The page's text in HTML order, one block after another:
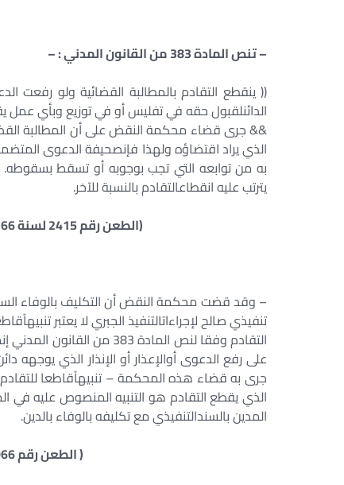
– تنص المادة 383 من القانون المدني : –
(( ينقطع التقادم بالمطالبة القضائية ولو رفعت
الدائنلقبول حقه في تفليس أو في توزيع وبأي عمل
&& جرى قضاء محكمة النقض على أن المطالبة
الذي يراد اقتضاؤه ولهذا فإنصحيفة الدعوى
به من توابعه التي تجب بوجوبه أو تسقط
يترتب عليه انقطاعالتقادم بالنسبة للآخر.
(الطعن رقم 2415 لسنة 66 ق جلسة 27 / 11 / 1997 س 48 ج 2 ص 1341 )
– وقد قضت محكمة النقض أن التكليف بالوفاء
تنفيذي صالح لإجراءاتالتنفيذ الجبري لا يعتبر
التقادم وفقا لنص المادة
على رفع الدعوى أوالإعذار أو الإنذار الذي يوجهه
جرى به قضاء هذه المحكمة – تنبيهاًقاطعا للتقادم.
المدين بالسندالتنفيذي مع تكليفه بالوفاء بالدين.
( الطعن رقم 5066 لسنة 70 ق جلسة 27/5/2001 )